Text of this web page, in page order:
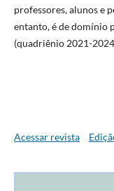
professores, alunos e
entanto, é de domínio
(quadriênio 2021-
Acessar revista